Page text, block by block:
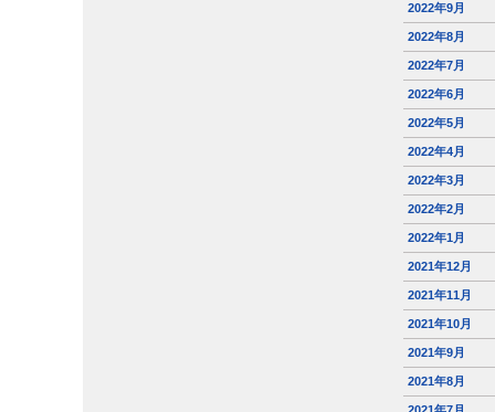
2022年9月
2022年8月
2022年7月
2022年6月
2022年5月
2022年4月
2022年3月
2022年2月
2022年1月
2021年12月
2021年11月
2021年10月
2021年9月
2021年8月